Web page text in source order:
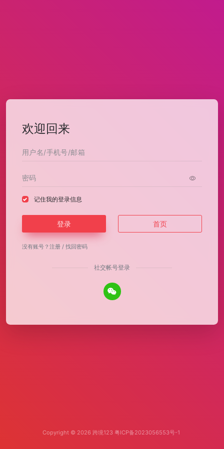
欢迎回来
记住我的登录信息
登录 首页
没有账号？ 注册 / 找回密码
社交帐号登录
Copyright © 2026 跨境123 粤ICP备2023056553号-1